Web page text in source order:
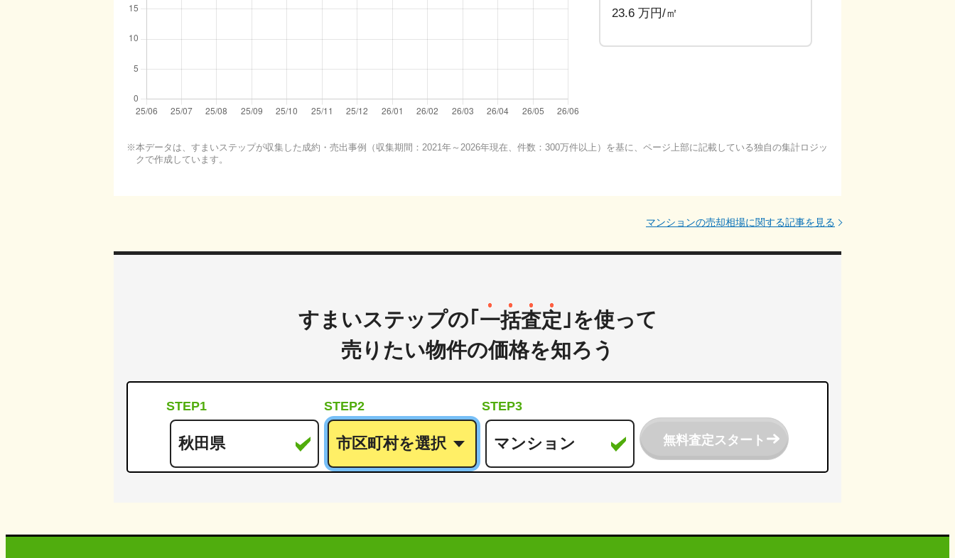
23.6 万円/㎡
本データは、すまいステップが収集した成約・売出事例（収集期間：2021年～2026年現在、件数：300万件以上）を基に、ページ上部に記載している独自の集計ロジッ
クで作成しています。
マンションの売却相場に関する記事を見る
すまいステップの｢ 一括査定｣を使って
売りたい物件の価格を知ろう
STEP1 STEP2 STEP3
無料査定スタート